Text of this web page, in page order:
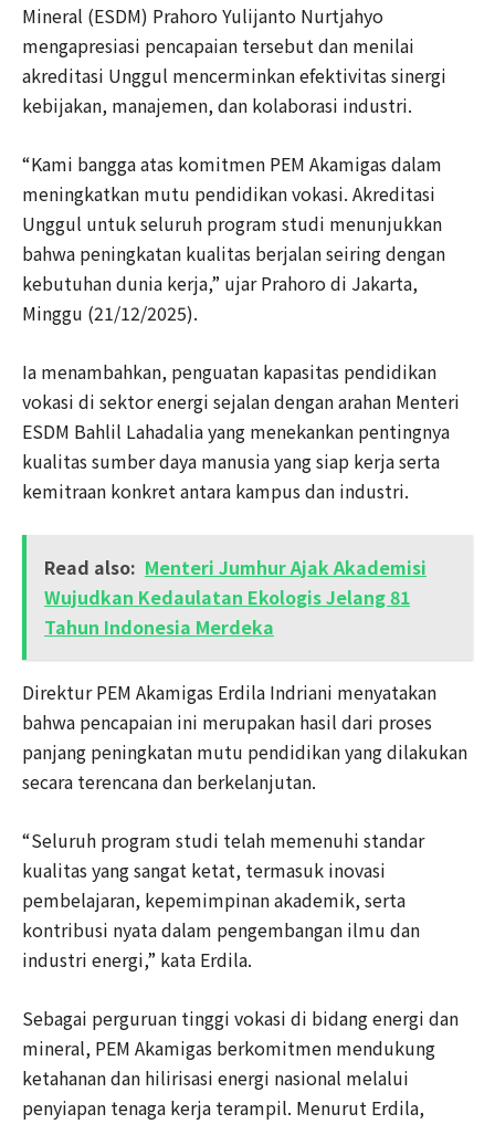
Mineral (ESDM) Prahoro Yulijanto Nurtjahyo
mengapresiasi pencapaian tersebut dan menilai
akreditasi Unggul mencerminkan efektivitas sinergi
kebijakan, manajemen, dan kolaborasi industri.
“Kami bangga atas komitmen PEM Akamigas dalam
meningkatkan mutu pendidikan vokasi. Akreditasi
Unggul untuk seluruh program studi menunjukkan
bahwa peningkatan kualitas berjalan seiring dengan
kebutuhan dunia kerja,” ujar Prahoro di Jakarta,
Minggu (21/12/2025).
Ia menambahkan, penguatan kapasitas pendidikan
vokasi di sektor energi sejalan dengan arahan Menteri
ESDM Bahlil Lahadalia yang menekankan pentingnya
kualitas sumber daya manusia yang siap kerja serta
kemitraan konkret antara kampus dan industri.
Read also: Menteri Jumhur Ajak Akademisi
Wujudkan Kedaulatan Ekologis Jelang 81
Tahun Indonesia Merdeka
Direktur PEM Akamigas Erdila Indriani menyatakan
bahwa pencapaian ini merupakan hasil dari proses
panjang peningkatan mutu pendidikan yang dilakukan
secara terencana dan berkelanjutan.
“Seluruh program studi telah memenuhi standar
kualitas yang sangat ketat, termasuk inovasi
pembelajaran, kepemimpinan akademik, serta
kontribusi nyata dalam pengembangan ilmu dan
industri energi,” kata Erdila.
Sebagai perguruan tinggi vokasi di bidang energi dan
mineral, PEM Akamigas berkomitmen mendukung
ketahanan dan hilirisasi energi nasional melalui
penyiapan tenaga kerja terampil. Menurut Erdila,